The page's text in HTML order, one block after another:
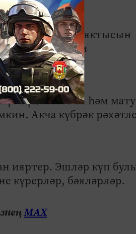
арасында иң яктысын
барачак һәм
Күңелегез ял һәм
Акча күбрәк
ияртер. Эшләр күп
күрерләр, бәяләрләр.
МАХ